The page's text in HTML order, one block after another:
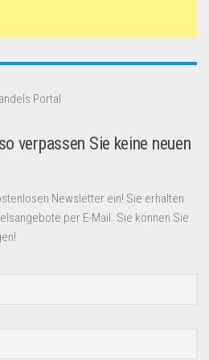
Portal
verpassen Sie keine neuen
Newsletter ein! Sie erhalten
per E-Mail. Sie können Sie